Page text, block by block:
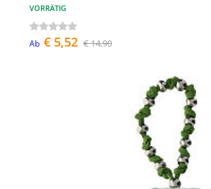
VORRÄTIG
Ab € 5,52 € 14,90